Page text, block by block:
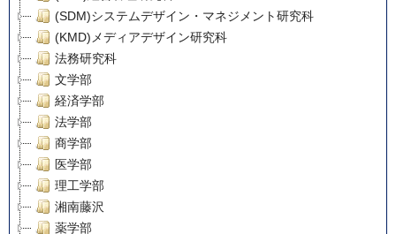
(SDM)システムデザイン・マネジメント研究科
(KMD)メディアデザイン研究科
法務研究科
文学部
経済学部
法学部
商学部
医学部
理工学部
湘南藤沢
薬学部